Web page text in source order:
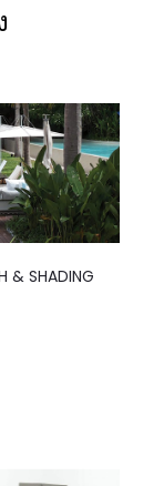
& SHADING